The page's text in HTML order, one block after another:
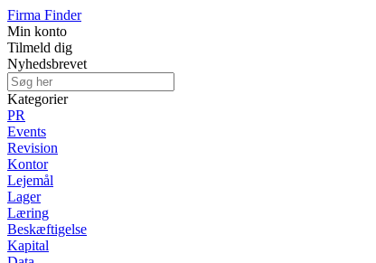
Firma Finder
Min konto
Tilmeld dig
Nyhedsbrevet
Kategorier
PR
Events
Revision
Kontor
Lejemål
Lager
Læring
Beskæftigelse
Kapital